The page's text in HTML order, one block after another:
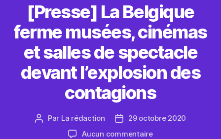
[Presse] La Belgique
ferme musées, cinémas
et salles de spectacle
devant l’explosion des
contagions
Auteur
Par La rédaction
Date29 octobre 2020
Aucun commentairesur